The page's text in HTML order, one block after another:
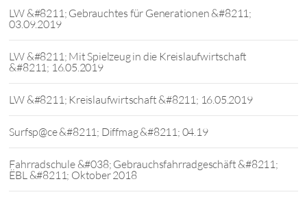
LW &#8211; Gebrauchtes für Generationen &#8211;
03.09.2019
LW &#8211; Mit Spielzeug in die Kreislaufwirtschaft
&#8211; 16.05.2019
LW &#8211; Kreislaufwirtschaft &#8211; 16.05.2019
Surfsp@ce &#8211; Diffmag &#8211; 04.19
Fahrradschule &#038; Gebrauchsfahrradgeschäft &#8211;
ËBL &#8211; Oktober 2018